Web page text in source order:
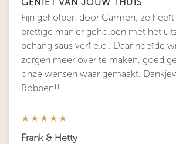
Fijn geholpen door Carmen, ze
prettige manier geholpen met het
behang saus verf e.c . Daar hoefde
zorgen meer over te maken, goed
onze wensen waar gemaakt.
Robben!!
★★★★★
Frank & Hetty